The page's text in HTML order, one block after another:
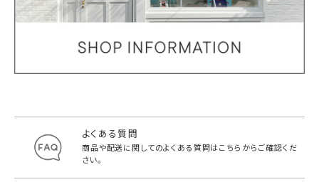
よくある質問
商品や配送に関してのよくある質問はこちらからご確認くだ
さい。